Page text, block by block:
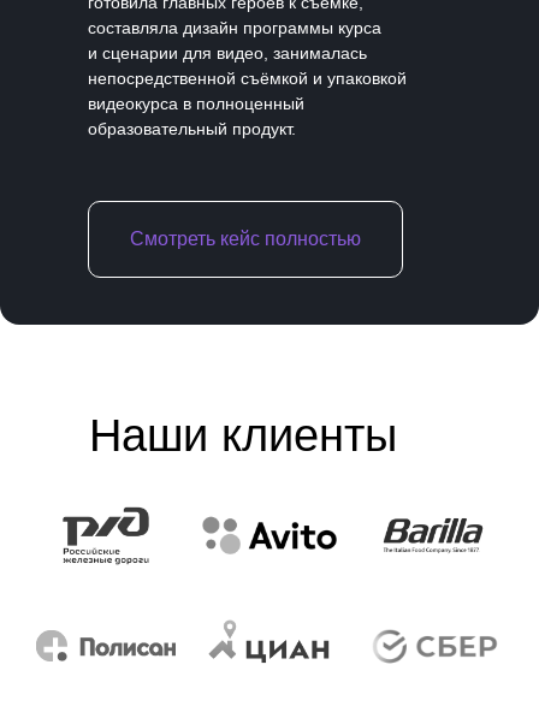
составляла дизайн программы курса
и сценарии для видео, занималась
непосредственной съёмкой и упаковкой
видеокурса в полноценный
образовательный продукт.
Смотреть кейс полностью
Наши клиенты